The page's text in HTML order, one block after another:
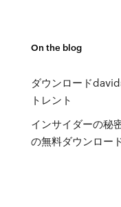
On the blog
ダウンロード
トレント
インサイダーの秘
の無料ダウンロー